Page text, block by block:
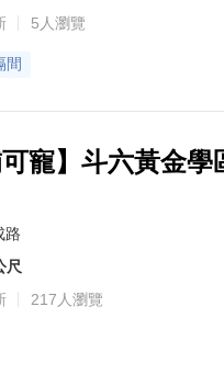
5人瀏覽
間
可寵】斗六黃金學
路
尺
217人瀏覽